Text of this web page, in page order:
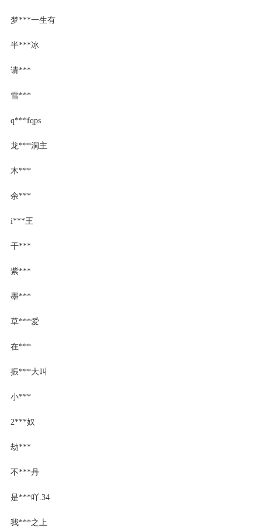
梦***一生有
半***冰
请***
雪***
q***fqps
龙***洞主
木***
余***
i***王
干***
紫***
墨***
草***爱
在***
振***大叫
小***
2***奴
劫***
不***丹
是***吖.34
我***之上